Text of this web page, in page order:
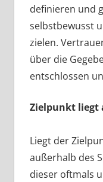
definieren und
selbstbewusst
zielen.
über die
entschlossen
Zielpunkt liegt
Liegt der
außerhalb des
dieser oftmals